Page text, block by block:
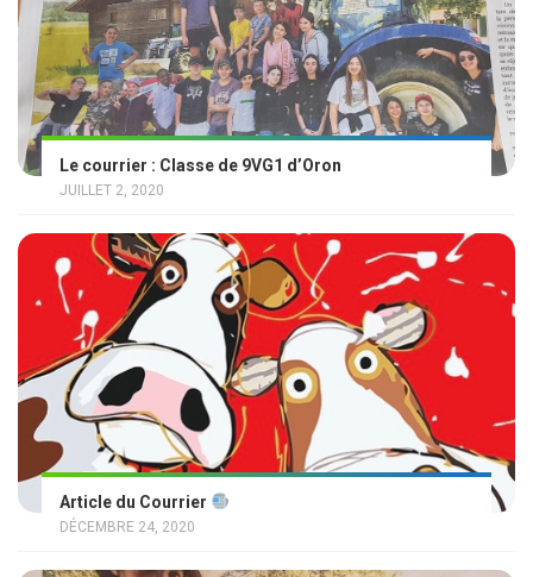
Le courrier : Classe de 9VG1 d’Oron
JUILLET 2, 2020
Article du Courrier
DÉCEMBRE 24, 2020